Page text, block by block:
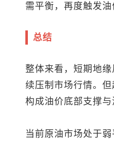
需平衡，再度触发油
总结
整体来看，短期地
续压制市场行情。
构成油价底部支撑与
当前原油市场处于